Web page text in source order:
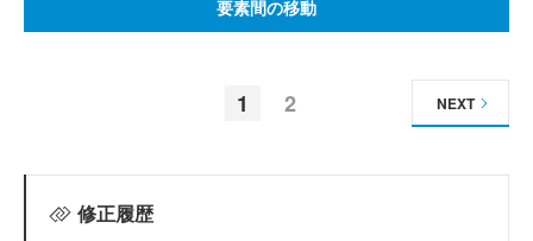
要素間の移動
1 2 NEXT
修正履歴